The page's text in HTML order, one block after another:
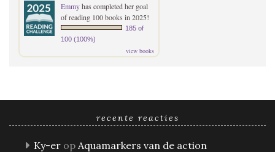
Emmyhas completed her goal
of reading 100 books in 2025!
185 of
100 (100%)
view books
recente reacties
Ky-er op Aquamarkers van de action